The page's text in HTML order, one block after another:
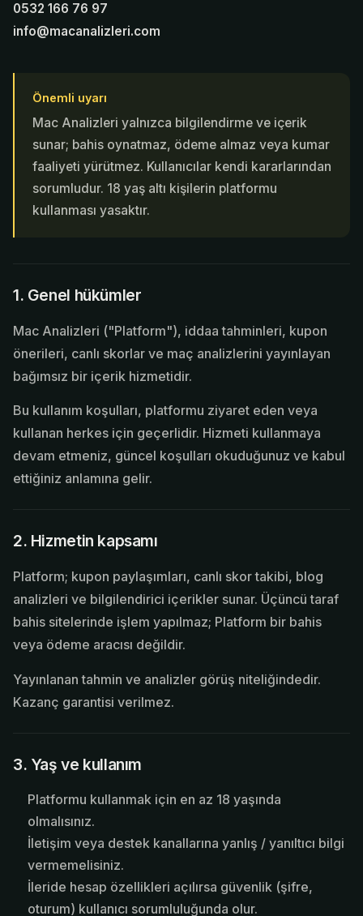
0532 166 76 97
info@macanalizleri.com
Önemli uyarı
Mac Analizleri yalnızca bilgilendirme ve içerik
sunar; bahis oynatmaz, ödeme almaz veya kumar
faaliyeti yürütmez. Kullanıcılar kendi kararlarından
sorumludur. 18 yaş altı kişilerin platformu
kullanması yasaktır.
1. Genel hükümler
Mac Analizleri ("Platform"), iddaa tahminleri, kupon
önerileri, canlı skorlar ve maç analizlerini yayınlayan
bağımsız bir içerik hizmetidir.
Bu kullanım koşulları, platformu ziyaret eden veya
kullanan herkes için geçerlidir. Hizmeti kullanmaya
devam etmeniz, güncel koşulları okuduğunuz ve kabul
ettiğiniz anlamına gelir.
2. Hizmetin kapsamı
Platform; kupon paylaşımları, canlı skor takibi, blog
analizleri ve bilgilendirici içerikler sunar. Üçüncü taraf
bahis sitelerinde işlem yapılmaz; Platform bir bahis
veya ödeme aracısı değildir.
Yayınlanan tahmin ve analizler görüş niteliğindedir.
Kazanç garantisi verilmez.
3. Yaş ve kullanım
Platformu kullanmak için en az 18 yaşında
olmalısınız.
İletişim veya destek kanallarına yanlış / yanıltıcı bilgi
vermemelisiniz.
İleride hesap özellikleri açılırsa güvenlik (şifre,
oturum) kullanıcı sorumluluğunda olur.